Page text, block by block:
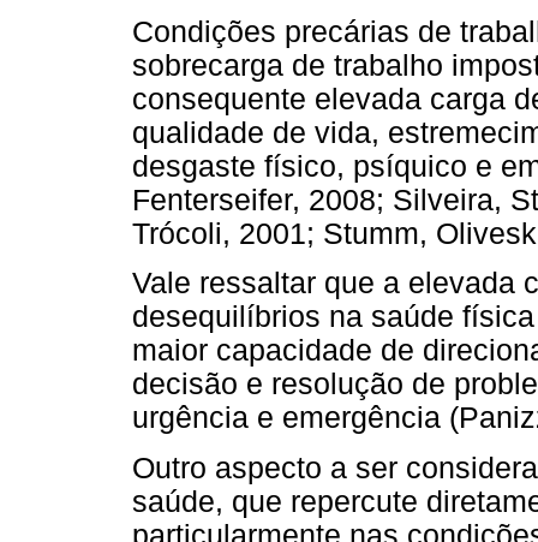
Condições precárias de
sobrecarga de trabalho
consequente elevada carga
qualidade de vida,
desgaste físico, psíquico e
Fenterseifer, 2008; Silveira,
Trócoli, 2001; Stumm,
Vale ressaltar que a elevada
desequilíbrios na saúde
maior capacidade de
decisão e resolução de
urgência e emergência
Outro aspecto a ser
saúde, que repercute
particularmente nas